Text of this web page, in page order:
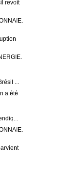
revoit
...
a été